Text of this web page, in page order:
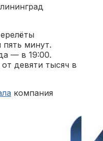
минут.
— в 19:00.
девяти тысяч в
компания